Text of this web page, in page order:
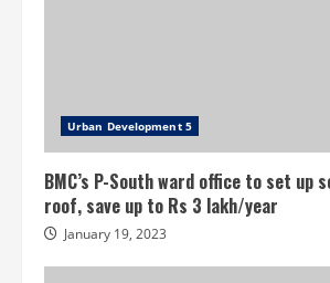
Urban Development 5
BMC’s P-South ward office to set up
roof, save up to Rs 3 lakh/year
January 19, 2023